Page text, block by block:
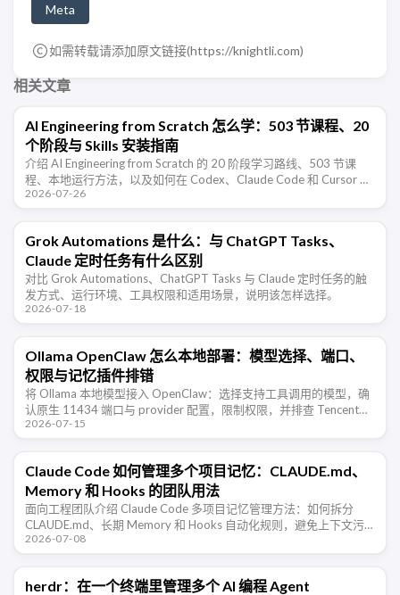
Meta
如需转载请添加原文链接(https://knightli.com)
相关文章
AI Engineering from Scratch 怎么学：503 节课程、20
个阶段与 Skills 安装指南
介绍 AI Engineering from Scratch 的 20 阶段学习路线、503 节课
程、本地运行方法，以及如何在 Codex、Claude Code 和 Cursor 中
安装配套 …
2026-07-26
Grok Automations 是什么：与 ChatGPT Tasks、
Claude 定时任务有什么区别
对比 Grok Automations、ChatGPT Tasks 与 Claude 定时任务的触
发方式、运行环境、工具权限和适用场景，说明该怎样选择。
2026-07-18
Ollama OpenClaw 怎么本地部署：模型选择、端口、
权限与记忆插件排错
将 Ollama 本地模型接入 OpenClaw：选择支持工具调用的模型，确
认原生 11434 端口与 provider 配置，限制权限，并排查 TencentDB
Agent Memory 的长期记 …
2026-07-15
Claude Code 如何管理多个项目记忆：CLAUDE.md、
Memory 和 Hooks 的团队用法
面向工程团队介绍 Claude Code 多项目记忆管理方法：如何拆分
CLAUDE.md、长期 Memory 和 Hooks 自动化规则，避免上下文污
染，让 AI 编程助手在不同仓库里稳定协作。
2026-07-08
herdr：在一个终端里管理多个 AI 编程 Agent